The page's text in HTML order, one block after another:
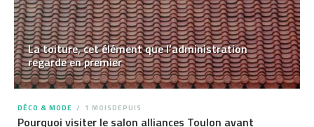
La toiture, cet élément que l’administration
regarde en premier
DÉCO & MODE 1 MOISDEPUIS
Pourquoi visiter le salon alliances Toulon avant